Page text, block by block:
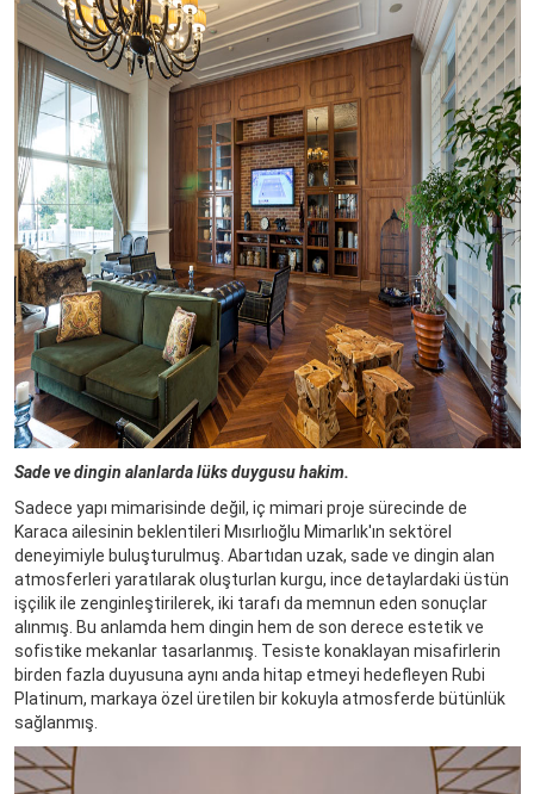
Sade ve dingin alanlarda lüks duygusu hakim.
Sadece yapı mimarisinde değil, iç mimari proje sürecinde de
Karaca ailesinin beklentileri Mısırlıoğlu Mimarlık'ın sektörel
deneyimiyle buluşturulmuş. Abartıdan uzak, sade ve dingin alan
atmosferleri yaratılarak oluşturlan kurgu, ince detaylardaki üstün
işçilik ile zenginleştirilerek, iki tarafı da memnun eden sonuçlar
alınmış. Bu anlamda hem dingin hem de son derece estetik ve
sofistike mekanlar tasarlanmış. Tesiste konaklayan misafirlerin
birden fazla duyusuna aynı anda hitap etmeyi hedefleyen Rubi
Platinum, markaya özel üretilen bir kokuyla atmosferde bütünlük
sağlanmış.